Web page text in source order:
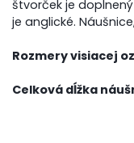
štvorček je
je anglické.
Rozmery visiacej
Celková dĺžka